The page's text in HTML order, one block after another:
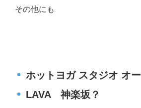
その他にも
ホットヨガ スタジオ オー
LAVA 神楽坂？